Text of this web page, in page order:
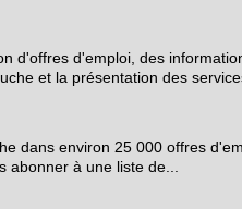
d'offres d'emploi, des
et la présentation des
dans environ 25 000 offres
abonner à une liste de...